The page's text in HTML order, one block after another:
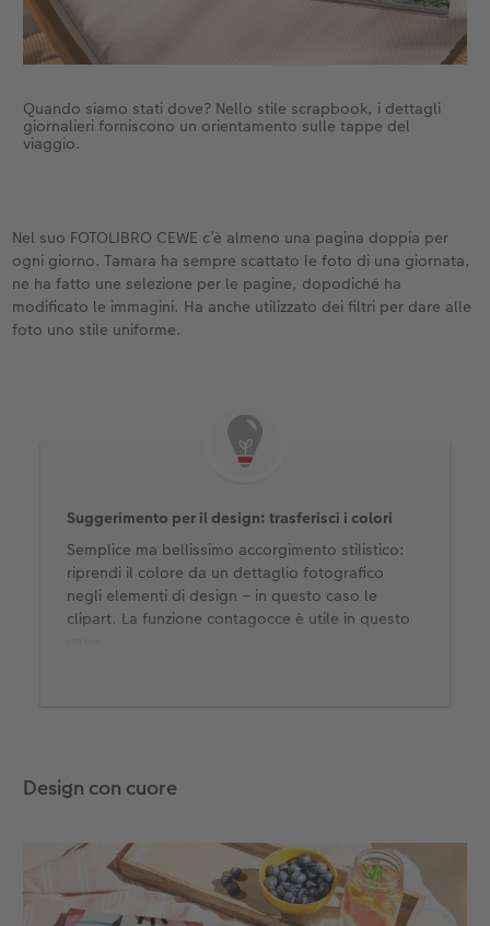
Quando siamo stati dove? Nello stile scrapbook, i dettagli
giornalieri forniscono un orientamento sulle tappe del
viaggio.
Nel suo FOTOLIBRO CEWE c’è almeno una pagina doppia per
ogni giorno. Tamara ha sempre scattato le foto di una giornata,
ne ha fatto une selezione per le pagine, dopodiché ha
modificato le immagini. Ha anche utilizzato dei filtri per dare alle
foto uno stile uniforme.
Suggerimento per il design: trasferisci i colori
Semplice ma bellissimo accorgimento stilistico:
riprendi il colore da un dettaglio fotografico
negli elementi di design – in questo caso le
clipart. La funzione contagocce è utile in questo
Design con cuore